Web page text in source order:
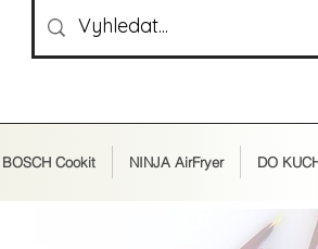
BOSCH Cookit NINJA AirFryer DO